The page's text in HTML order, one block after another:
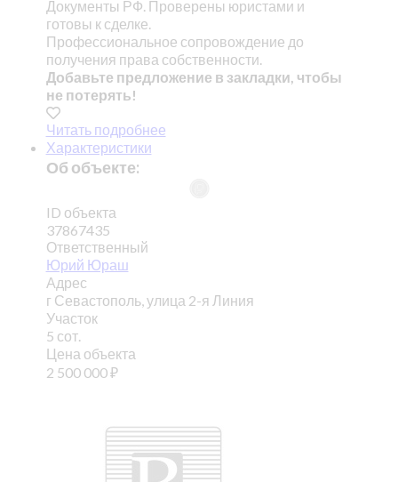
Документы РФ. Проверены юристами и
готовы к сделке.
Профессиональное сопровождение до
получения права собственности.
Добавьте предложение в закладки, чтобы
не потерять!
Читать подробнее
Характеристики
Об объекте:
ID объекта
37867435
Ответственный
Юрий Юраш
Адрес
г Севастополь, улица 2-я Линия
Участок
5 сот.
Цена объекта
2 500 000₽